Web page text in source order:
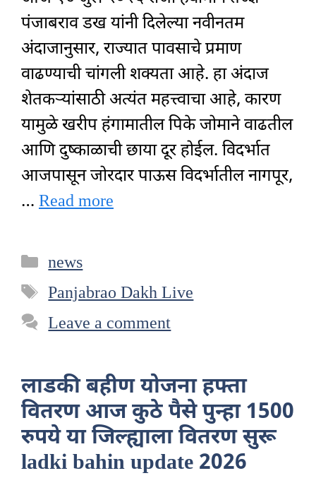
पंजाबराव डख यांनी दिलेल्या नवीनतम
अंदाजानुसार, राज्यात पावसाचे प्रमाण
वाढण्याची चांगली शक्यता आहे. हा अंदाज
शेतकऱ्यांसाठी अत्यंत महत्त्वाचा आहे, कारण
यामुळे खरीप हंगामातील पिके जोमाने वाढतील
आणि दुष्काळाची छाया दूर होईल. विदर्भात
आजपासून जोरदार पाऊस विदर्भातील नागपूर,
… Read more
Categories
news
Tags
Panjabrao Dakh Live
Leave a comment
लाडकी बहीण योजना हफ्ता
वितरण आज कुठे पैसे पुन्हा 1500
रुपये या जिल्ह्याला वितरण सुरू
ladki bahin update 2026